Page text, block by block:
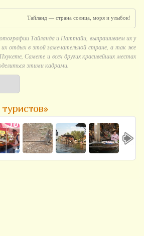
Тайланд — страна солнца, моря и улыбок!
Тайланда и Паттайи, выпрашиваем их у
отдых в этой замечательной стране, а так же
Самете и всех других красивейших местах
этими кадрами.